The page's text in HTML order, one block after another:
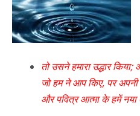
तो उसने हमारा उद्धार
जो हम ने आप किए, पर
और पवित्र आत्मा के हमें नया